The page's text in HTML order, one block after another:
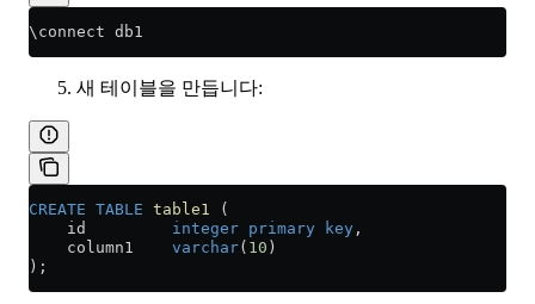
\connect db1
새 테이블을 만듭니다:
CREATE TABLE table1
(
    id
integer primary key ,
    column1
varchar( 10 )
);